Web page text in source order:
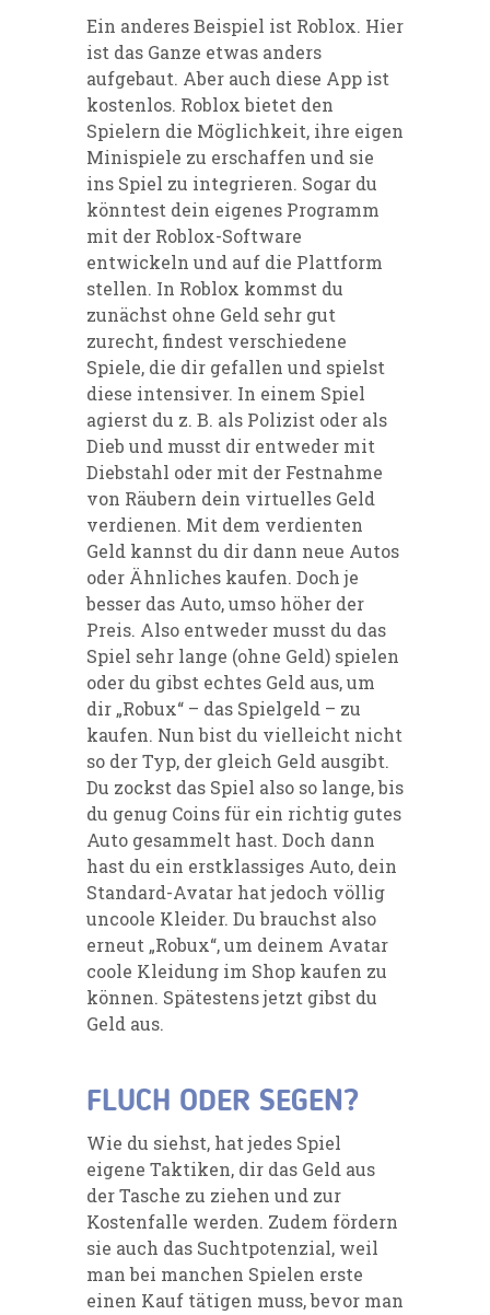
Ein anderes Beispiel ist Roblox. Hier
ist das Ganze etwas anders
aufgebaut. Aber auch diese App ist
kostenlos. Roblox bietet den
Spielern die Möglichkeit, ihre eigen
Minispiele zu erschaffen und sie
ins Spiel zu integrieren. Sogar du
könntest dein eigenes Programm
mit der Roblox-Software
entwickeln und auf die Plattform
stellen. In Roblox kommst du
zunächst ohne Geld sehr gut
zurecht, findest verschiedene
Spiele, die dir gefallen und spielst
diese intensiver. In einem Spiel
agierst du z. B. als Polizist oder als
Dieb und musst dir entweder mit
Diebstahl oder mit der Festnahme
von Räubern dein virtuelles Geld
verdienen. Mit dem verdienten
Geld kannst du dir dann neue Autos
oder Ähnliches kaufen. Doch je
besser das Auto, umso höher der
Preis. Also entweder musst du das
Spiel sehr lange (ohne Geld) spielen
oder du gibst echtes Geld aus, um
dir „Robux“ – das Spielgeld – zu
kaufen. Nun bist du vielleicht nicht
so der Typ, der gleich Geld ausgibt.
Du zockst das Spiel also so lange, bis
du genug Coins für ein richtig gutes
Auto gesammelt hast. Doch dann
hast du ein erstklassiges Auto, dein
Standard-Avatar hat jedoch völlig
uncoole Kleider. Du brauchst also
erneut „Robux“, um deinem Avatar
coole Kleidung im Shop kaufen zu
können. Spätestens jetzt gibst du
Geld aus.
FLUCH ODER SEGEN?
Wie du siehst, hat jedes Spiel
eigene Taktiken, dir das Geld aus
der Tasche zu ziehen und zur
Kostenfalle werden. Zudem fördern
sie auch das Suchtpotenzial, weil
man bei manchen Spielen erste
einen Kauf tätigen muss, bevor man